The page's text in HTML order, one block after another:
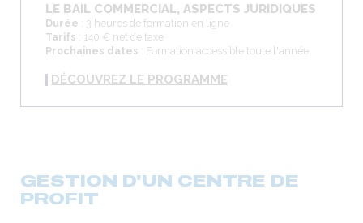
LE BAIL COMMERCIAL, ASPECTS JURIDIQUES
Durée : 3 heures de formation en ligne
Tarifs : 140 € net de taxe
Prochaines dates : Formation accessible toute l'année
DÉCOUVREZ LE PROGRAMME
GESTION D'UN CENTRE DE
PROFIT